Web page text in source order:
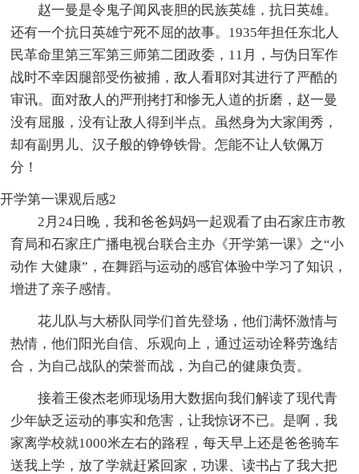
赵一曼是令鬼子闻风丧胆的民族英雄，抗日英雄。
还有一个抗日英雄宁死不屈的故事。1935年担任东北人
民革命里第三军第三师第二团政委，11月，与伪日军作
战时不幸因腿部受伤被捕，敌人看耶对其进行了严酷的
审讯。面对敌人的严刑拷打和惨无人道的折磨，赵一曼
没有屈服，没有让敌人得到半点。虽然身为大家闺秀，
却有副男儿、汉子般的铮铮铁骨。怎能不让人钦佩万
分！
开学第一课观后感2
2月24日晚，我和爸爸妈妈一起观看了由石家庄市教
育局和石家庄广播电视台联合主办《开学第一课》之“小
动作 大健康”，在舞蹈与运动的感官体验中学习了知识，
增进了亲子感情。
花儿队与大桥队同学们首先登场，他们满怀激情与
热情，他们阳光自信、乐观向上，通过运动诠释劳逸结
合，为自己战队的荣誉而战，为自己的健康负责。
接着王俊杰老师现场用大数据向我们解读了现代青
少年缺乏运动的事实和危害，让我惊讶不已。是啊，我
家离学校就1000米左右的路程，每天早上还是爸爸骑车
送我上学，放了学就赶紧回家，功课、读书占了我大把